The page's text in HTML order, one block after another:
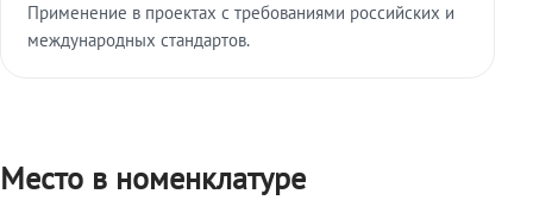
Применение в проектах с требованиями российских и
международных стандартов.
Место в номенклатуре